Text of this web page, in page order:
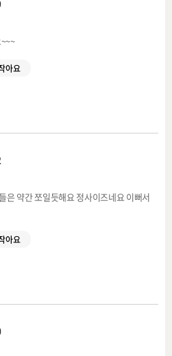
아요
은 약간 쪼일듯해요 정사이즈네요 이뻐서
아요